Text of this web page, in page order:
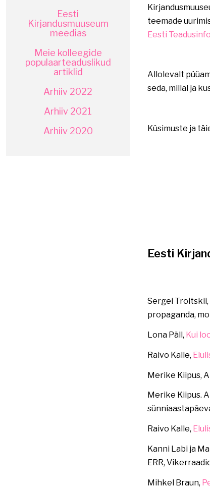
Eesti
Kirjandusmuuseum
meedias
Meie kolleegide
populaarteaduslikud
artiklid
Arhiiv 2022
Arhiiv 2021
Arhiiv 2020
teemade
Eesti
Allolevalt
seda, millal ja
Küsimuste ja
Eesti
Sergei
propaganda,
Lona Päll, Kui
Raivo Kalle,
Merike Kiipus,
Merike Kiipus.
Raivo Kalle,
Kanni Labi ja
ERR,
Mihkel Braun,